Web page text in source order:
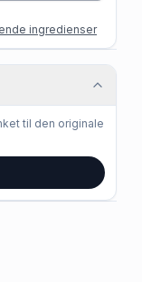
ingredienser
til den originale